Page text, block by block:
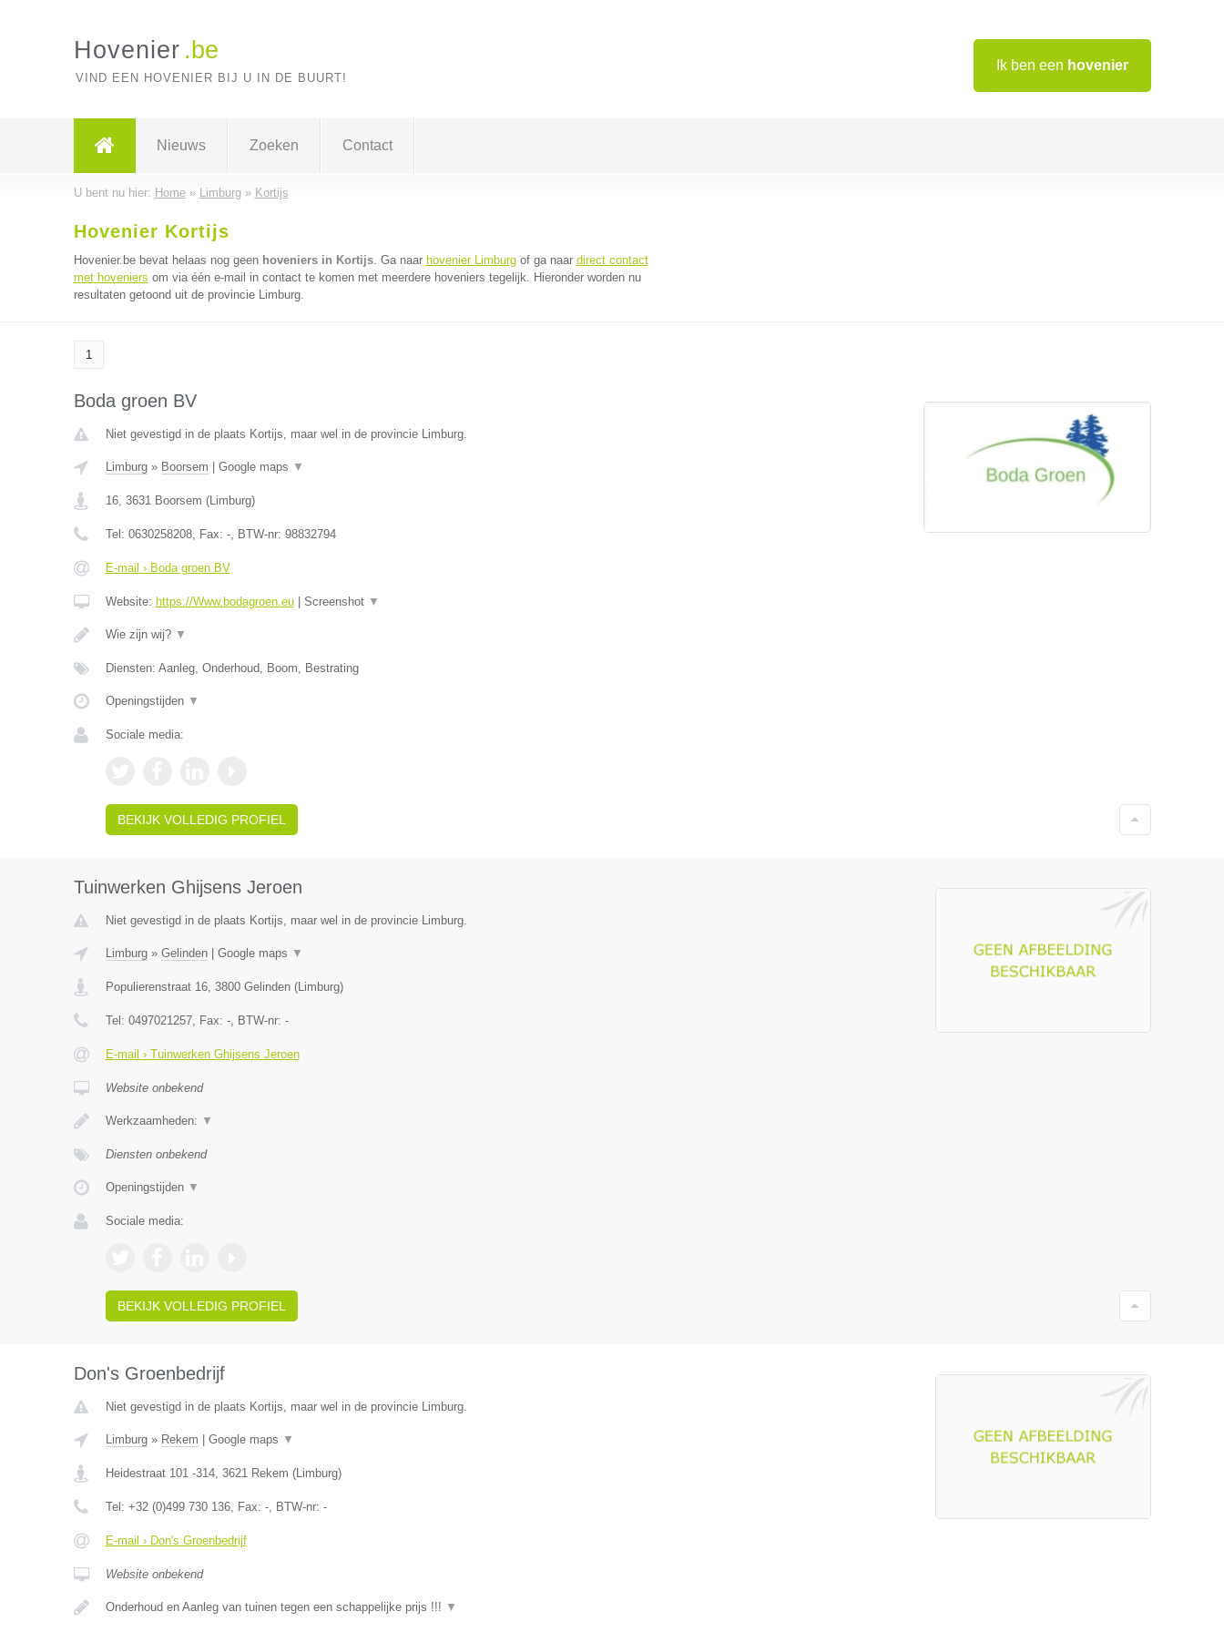
Ik ben een hovenier
Hovenier .be
VIND EEN HOVENIER BIJ U IN DE BUURT!
Nieuws Zoeken Contact
U bent nu hier: Home» Limburg» Kortijs
Hovenier Kortijs
Hovenier.be bevat helaas nog geen hoveniers in Kortijs. Ga naar hovenier Limburgof ga naar direct contact
met hoveniers om via één e-mail in contact te komen met meerdere hoveniers tegelijk. Hieronder worden nu
resultaten getoond uit de provincie Limburg.
1
Boda groen BV
Niet gevestigd in de plaats Kortijs, maar wel in de provincie Limburg.
Limburg» Boorsem Google maps ▼
16, 3631 Boorsem (Limburg)
Tel: 0630258208, Fax: -, BTW-nr: 98832794
E-mail › Boda groen BV
Website: https://Www.bodagroen.eu| Screenshot ▼
Wie zijn wij? ▼
Diensten: Aanleg, Onderhoud, Boom, Bestrating
Openingstijden ▼
Sociale media:
BEKIJK VOLLEDIG PROFIEL
Tuinwerken Ghijsens Jeroen
Niet gevestigd in de plaats Kortijs, maar wel in de provincie Limburg.
Limburg» Gelinden| Google maps ▼
Populierenstraat 16, 3800 Gelinden(Limburg)
Tel: 0497021257, Fax: -, BTW-nr: -
E-mail › Tuinwerken Ghijsens Jeroen
Website onbekend
Werkzaamheden: ▼
Diensten onbekend
Openingstijden ▼
Sociale media:
BEKIJK VOLLEDIG PROFIEL
Don's Groenbedrijf
Niet gevestigd in de plaats Kortijs, maar wel in de provincie Limburg.
Limburg» Rekem Google maps ▼
Heidestraat 101 -314, 3621 Rekem (Limburg)
Tel: +32 (0)499 730 136, Fax: -, BTW-nr: -
E-mail › Don's Groenbedrijf
Website onbekend
Onderhoud en Aanleg van tuinen tegen een schappelijke prijs !!! ▼